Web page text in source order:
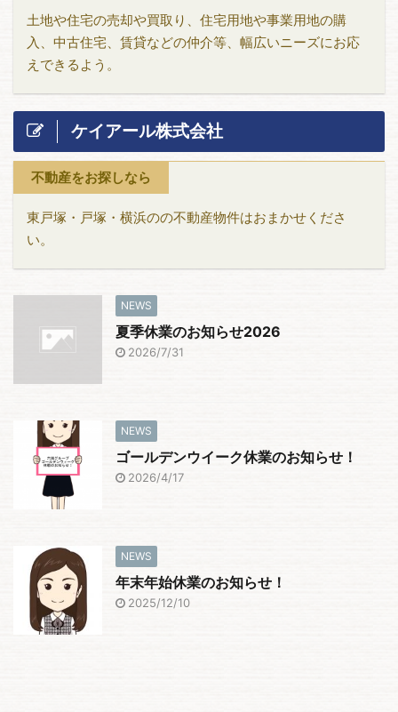
土地や住宅の売却や買取り、住宅用地や事業用地の購
入、中古住宅、賃貸などの仲介等、幅広いニーズにお応
えできるよう。
ケイアール株式会社
不動産をお探しなら
東戸塚・戸塚・横浜のの不動産物件はおまかせくださ
い。
NEWS
夏季休業のお知らせ2026
2026/7/31
NEWS
ゴールデンウイーク休業のお知らせ！
2026/4/17
NEWS
年末年始休業のお知らせ！
2025/12/10